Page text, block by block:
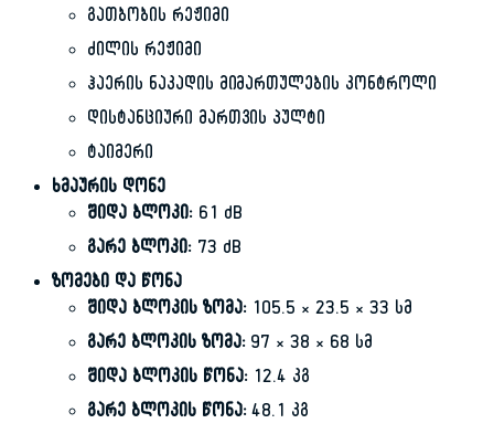
გათბობის რეჟიმი
ძილის რეჟიმი
ჰაერის ნაკადის მიმართულების კონტროლი
დისტანციური მართვის პულტი
ტაიმერი
ხმაურის დონე
შიდა ბლოკი:61 dB
გარე ბლოკი:73 dB
ზომები და წონა
შიდა ბლოკის ზომა:105.5 × 23.5 × 33 სმ
გარე ბლოკის ზომა:97 × 38 × 68 სმ
შიდა ბლოკის წონა:12.4 კგ
გარე ბლოკის წონა:48.1 კგ